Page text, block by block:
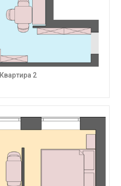
Квартира 2